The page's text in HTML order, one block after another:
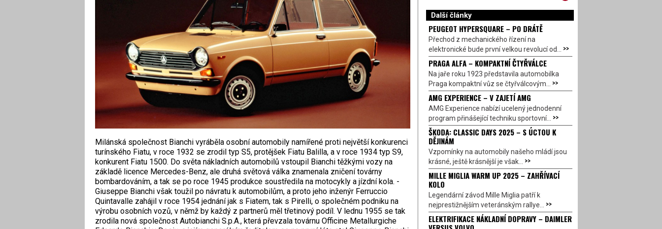
Milánská společnost Bianchi vyráběla osobní automobily namířené proti největší konkurenci
turínského Fiatu, v roce 1932 se zrodil typ S5, protějšek Fiatu Balilla, a v roce 1934 typ S9,
konkurent Fiatu 1500. Do světa nákladních automobilů vstoupil Bianchi těžkými vozy na
základě licence Mercedes-Benz, ale druhá světová válka znamenala zničení továrny
bombardováním, a tak se po roce 1945 produkce soustředila na motocykly a jízdní kola. ­
Giuseppe Bianchi však toužil po návratu k automobilům, a proto jeho inženýr Ferruc­cio
Quintavalle zahájil v roce 1954 jednání jak s Fiatem, tak s Pirelli, o společném ­podniku na
výrobu osobních vozů, v němž by každý z partnerů měl třetinový podíl. V lednu 1955 se tak
zrodila nová společnost Autobianchi S.p.A., která převzala továrnu Officine Metallurgiche
Další články
PEUGEOT HYPERSQUARE – PO DRÁTĚ
Přechod z mechanického řízení na
elektronické bude první velkou revolucí od... >>
PRAGA ALFA – KOMPAKTNÍ ČTYŘVÁLCE
Na jaře roku 1923 představila automobilka
Praga kompaktní vůz se čtyřválcovým... >>
AMG EXPERIENCE – V ZAJETÍ AMG
AMG Experience nabízí ucelený jednodenní
program přinášející techniku sportovní... >>
ŠKODA: CLASSIC DAYS 2025 – S ÚCTOU K
DĚJINÁM
Vzpomínky na automobily našeho mládí jsou
krásné, ještě krásnější je však... >>
MILLE MIGLIA WARM UP 2025 – ZAHŘÍVACÍ
KOLO
Legendární závod Mille Miglia patří k
nejprestižnějším veteránským rallye... >>
ELEKTRIFIKACE NÁKLADNÍ DOPRAVY – DAIMLER